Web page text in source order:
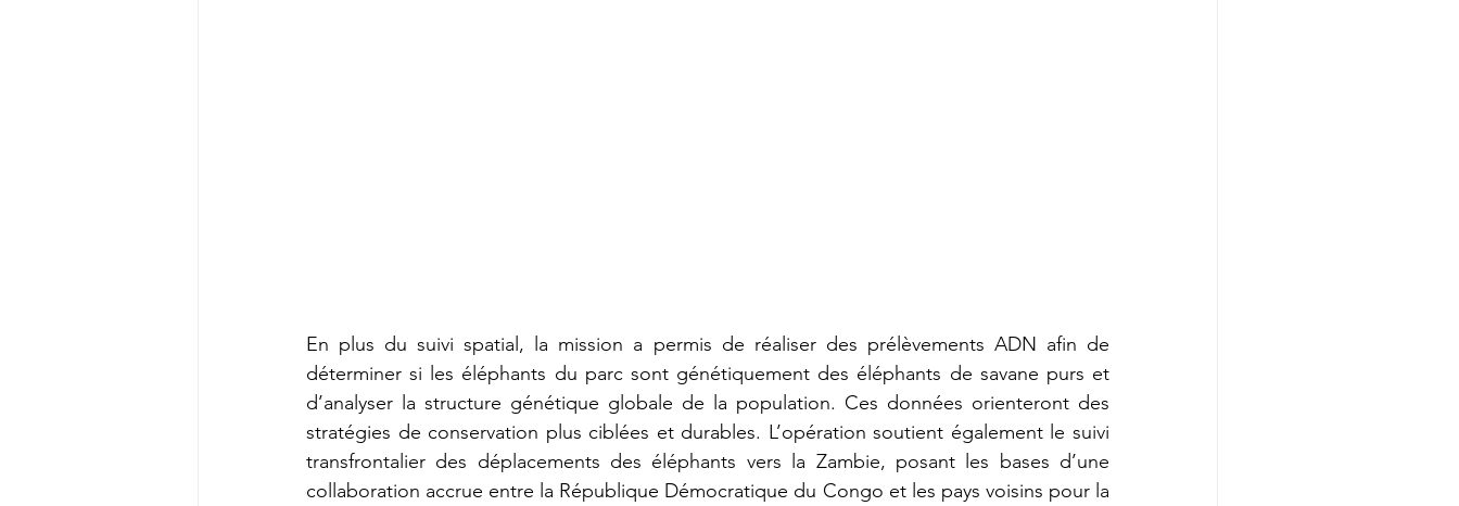
En plus du suivi spatial, la mission a permis de réaliser des prélèvements ADN afin de
déterminer si les éléphants du parc sont génétiquement des éléphants de savane purs et
d’analyser la structure génétique globale de la population. Ces données orienteront des
stratégies de conservation plus ciblées et durables. L’opération soutient également le suivi
transfrontalier des déplacements des éléphants vers la Zambie, posant les bases d’une
collaboration accrue entre la République Démocratique du Congo et les pays voisins pour la